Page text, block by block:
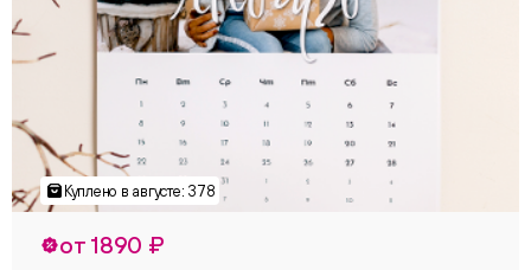
от 1890 ₽